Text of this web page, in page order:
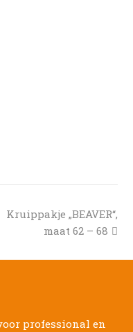
next
Kruippakje „BEAVER“,
maat 62 – 68
professional en